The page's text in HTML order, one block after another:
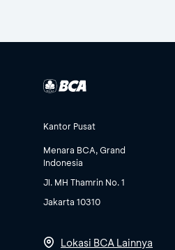
Kantor Pusat
Menara BCA, Grand
Indonesia
Jl. MH Thamrin No. 1
Jakarta 10310
Lokasi BCA Lainnya